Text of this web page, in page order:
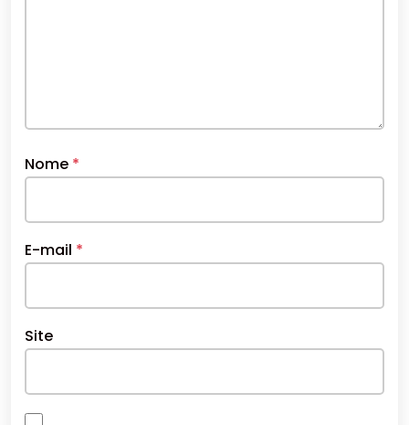
Nome *
E-mail *
Site